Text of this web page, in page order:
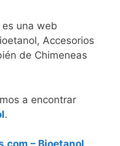
es una web
Accesorios
de Chimeneas
a encontrar
.
– Bioetanol